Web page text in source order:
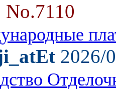
No.7110
2026/